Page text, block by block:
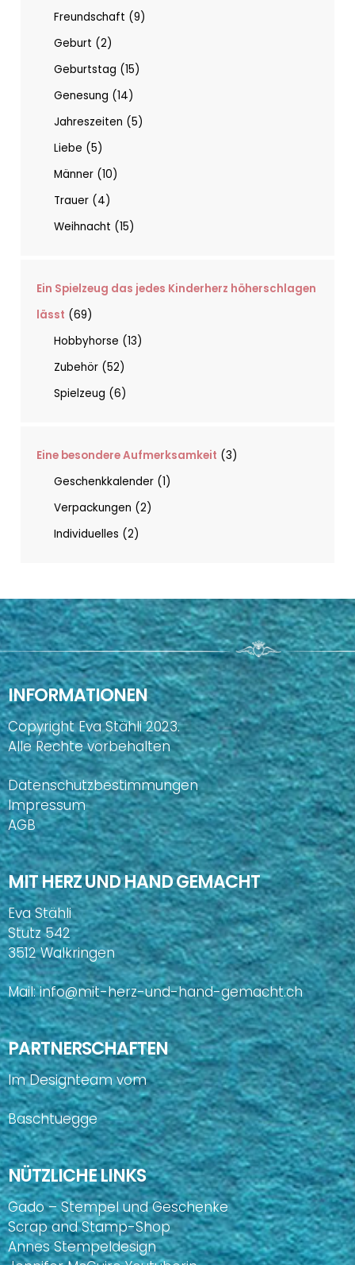
Freundschaft
9
Geburt
2
Geburtstag
15
Genesung
14
Jahreszeiten
5
Liebe
5
Männer 10
Trauer
4
Weihnacht
15
Ein Spielzeug das jedes Kinderherz höherschlagen
lässt
69
Hobbyhorse
13
Zubehör 52
Spielzeug
6
Eine besondere Aufmerksamkeit
3
Geschenkkalender 1
Verpackungen
2
Individuelles
2
INFORMATIONEN
Copyright Eva Stähli 2023.
Alle Rechte vorbehalten
Datenschutzbestimmungen
Impressum
AGB
MIT HERZ UND HAND GEMACHT
Eva Stähli
Stutz 542
3512 Walkringen
Mail:info@mit-herz-und-hand-gemacht.ch
PARTNERSCHAFTEN
Im Designteam vom
Baschtuegge
NÜTZLICHE LINKS
Gado – Stempel und Geschenke
Scrap and Stamp-Shop
Annes Stempeldesign